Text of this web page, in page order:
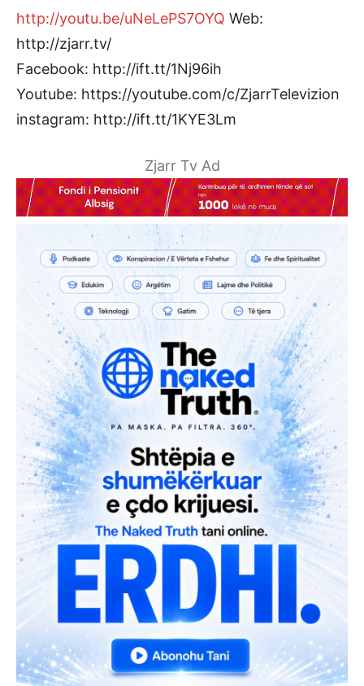
http://youtu.be/uNeLePS7OYQ Web:
http://zjarr.tv/
Facebook: http://ift.tt/1Nj96ih
Youtube: https://youtube.com/c/ZjarrTelevizion
instagram: http://ift.tt/1KYE3Lm
Zjarr Tv Ad